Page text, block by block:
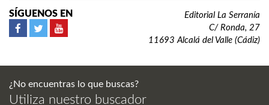
SÍGUENOS EN
Editorial La Serranía
C/ Ronda, 27
11693 Alcalá del Valle (Cádiz)
¿No encuentras lo que buscas?
Utiliza nuestro buscador